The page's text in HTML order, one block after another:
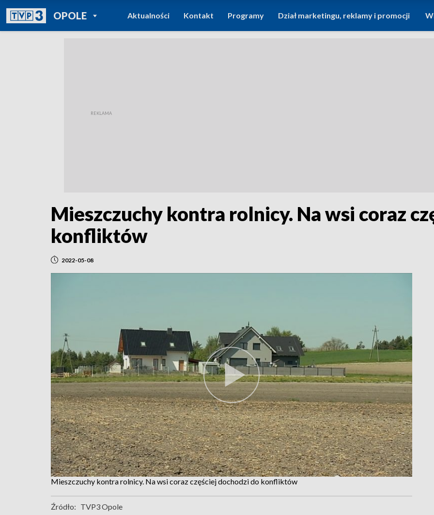
OPOLEPOWRÓT DO
TVP REGIONY
Aktualności Kontakt Programy Dział marketingu, reklamy i promocji
Mieszczuchy kontra rolnicy. Na wsi coraz
konfliktów
2022-05-08
Mieszczuchy kontra rolnicy. Na wsi coraz częściej dochodzi do konfliktów
Źródło: TVP3 Opole